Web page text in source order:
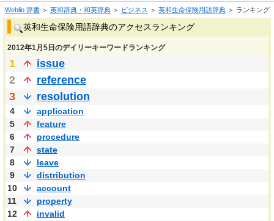
Weblio 辞書 ＞ 英和辞典・和英辞典 ＞ ビジネス ＞ 英和生命保険用語辞典 ＞ ランキング
英和生命保険用語辞典のアクセスランキング
2012年1月5日のデイリーキーワードランキング
1
issue
2
reference
3
resolution
4
application
5
feature
6
procedure
7
state
8
leave
9
distribution
10
account
11
property
12
invalid